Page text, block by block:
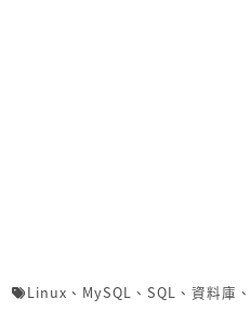
Linux 、 MySQL 、 SQL 、 資料庫 、